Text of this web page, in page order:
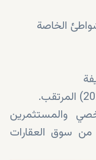
والمستثمرين
من سوق العقارات